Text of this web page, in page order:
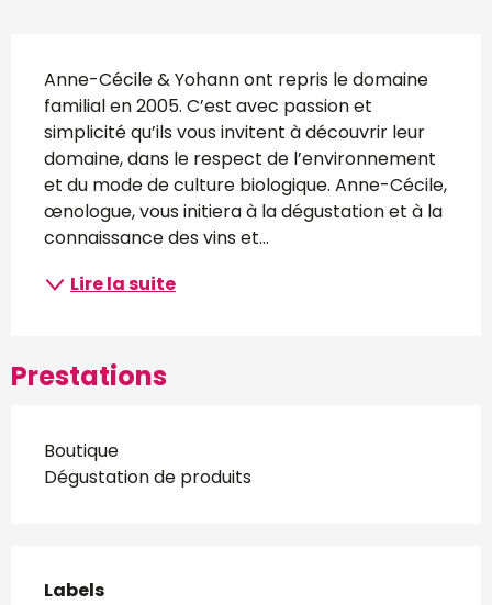
Description
Anne-Cécile & Yohann ont repris le domaine
familial en 2005. C’est avec passion et
simplicité qu’ils vous invitent à découvrir leur
domaine, dans le respect de l’environnement
et du mode de culture biologique. Anne-Cécile,
œnologue, vous initiera à la dégustation et à la
connaissance des vins et...
Lire la suite
Prestations
Boutique
Dégustation de produits
Offres de prestations
Labels
Labels